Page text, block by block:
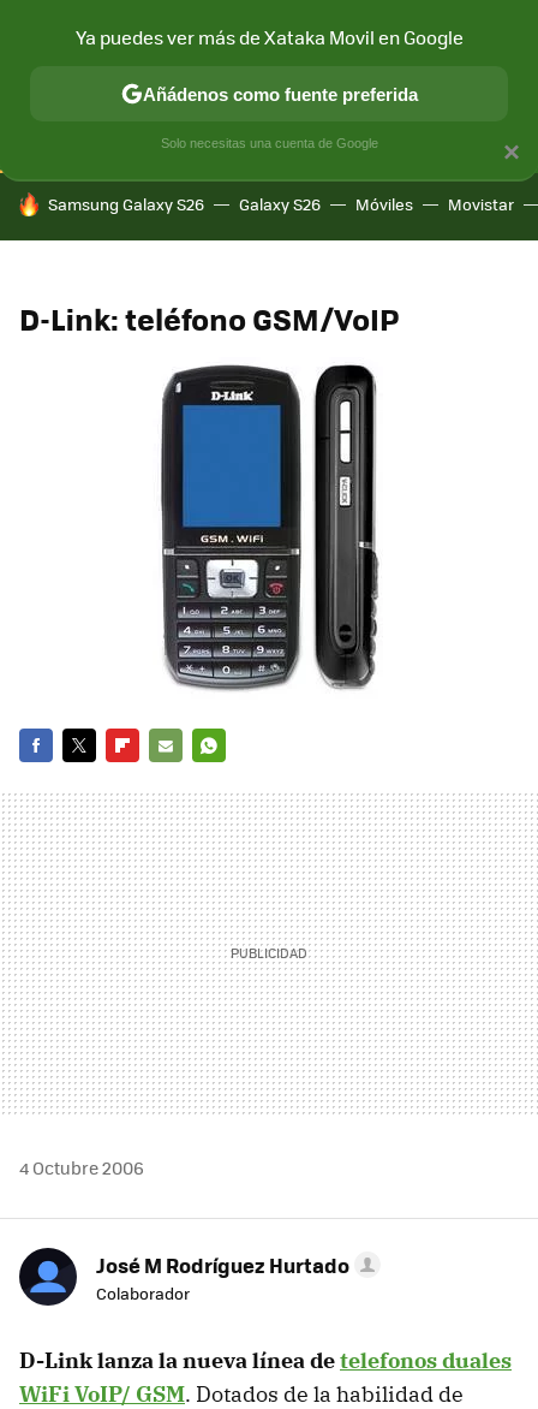
CONECTIVIDAD MÓVIL Y SOCIEDAD APLICACIONES
HOY SE HABLA DE
Samsung Galaxy S26 Galaxy S26 Móviles Movistar
D-Link: teléfono GSM/VoIP
MAIL
4 Octubre 2006
José M Rodríguez Hurtado
Colaborador
D-Link lanza la nueva línea detelefonos duales
WiFi VoIP/ GSM. Dotados de la habilidad de
×
Ya puedes ver más de Xataka Movil en Google
Añádenos como fuente preferida
Solo necesitas una cuenta de Google